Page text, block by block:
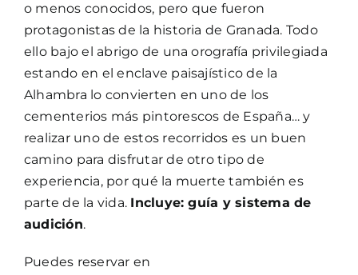
o menos conocidos, pero que fueron
protagonistas de la historia de Granada. Todo
ello bajo el abrigo de una orografía privilegiada
estando en el enclave paisajístico de la
Alhambra lo convierten en uno de los
cementerios más pintorescos de España… y
realizar uno de estos recorridos es un buen
camino para disfrutar de otro tipo de
experiencia, por qué la muerte también es
parte de la vida. Incluye: guía y sistema de
audición.
Puedes reservar en